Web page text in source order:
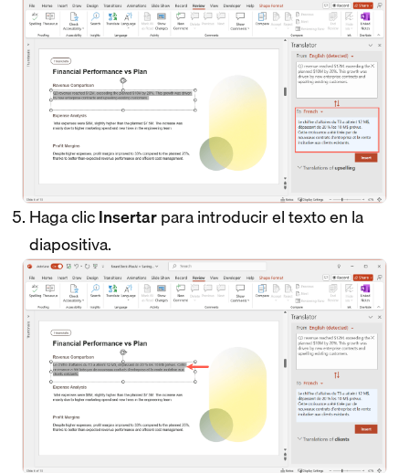
Haga clicInsertarpara introducir el texto en la
diapositiva.